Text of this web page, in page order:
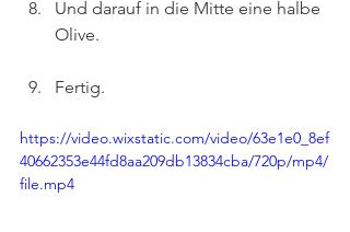
Und darauf in die Mitte eine halbe
Olive.
Fertig.
https://video.wixstatic.com/video/63e1e0_8ef
40662353e44fd8aa209db13834cba/720p/mp4/
file.mp4